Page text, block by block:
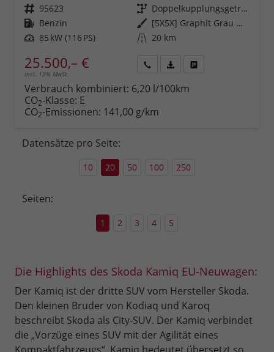
Fahrzeugnr. 95623 Getriebe
Doppelkupplungsgetriebe (DSG)
Kraftstoff Benzin Außenfarbe
[5X5X] Graphit Grau Metallic
Leistung 85 kW (116 PS) Kilometerstand 20 km
25.500,– €
incl. 19% MwSt.
anfordern
Datei,
Verbrauch kombiniert: 6,20 l/100km
CO2-Klasse: E
CO2-Emissionen: 141,00 g/km
Datensätze pro Seite:
10 20 50 100 250
Seiten:
1 2 3 4 5
Die Highlights des Skoda Kamiq EU-Neuwagen:
Der Kamiq ist der dritte SUV vom Hersteller Skoda.
Den kleinen Bruder von Kodiaq und Karoq
beschreibt Skoda als City-SUV. Der Kamiq verbindet
die „Vorzüge eines SUV mit der Agilität eines